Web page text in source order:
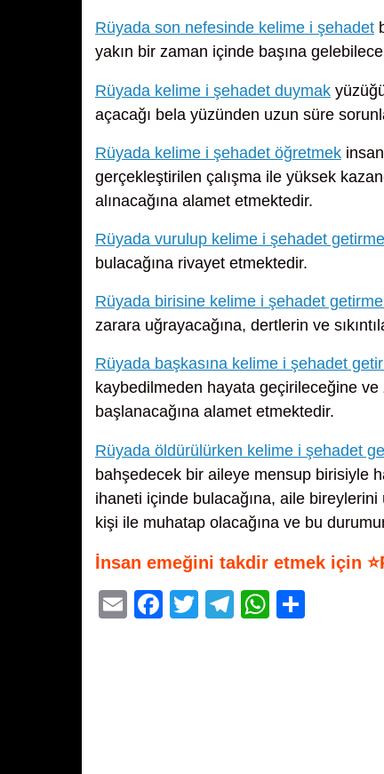
Rüyada son nefesinde kelime i şehadet
yakın bir zaman içinde başına
Rüyada kelime i şehadet duymak
açacağı bela yüzünden uzun süre
Rüyada kelime i şehadet öğretmek
gerçekleştirilen çalışma ile yüksek
alınacağına alamet etmektedir.
Rüyada vurulup kelime i şehadet
bulacağına rivayet etmektedir.
Rüyada birisine kelime i şehadet
zarara uğrayacağına, dertlerin ve
Rüyada başkasına kelime i şehadet
kaybedilmeden hayata geçirileceğine
başlanacağına alamet etmektedir.
Rüyada öldürülürken kelime i şehadet
bahşedecek bir aileye mensup birisiyle
ihaneti içinde bulacağına, aile
kişi ile muhatap olacağına ve bu
İnsan emeğini takdir etmek için
E
F
T
T
W